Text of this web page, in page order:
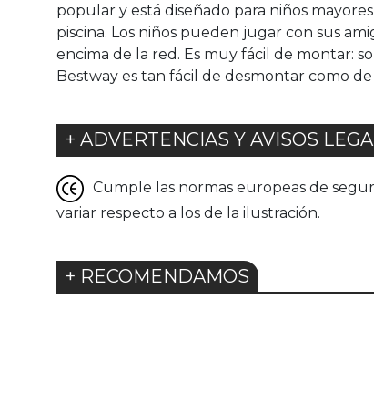
popular y está diseñado para niños
piscina. Los niños pueden jugar con sus
encima de la red. Es muy fácil de montar:
Bestway es tan fácil de desmontar como
+ ADVERTENCIAS Y AVISOS
Cumple las normas europeas de
variar respecto a los de la ilustración.
+ RECOMENDAMOS